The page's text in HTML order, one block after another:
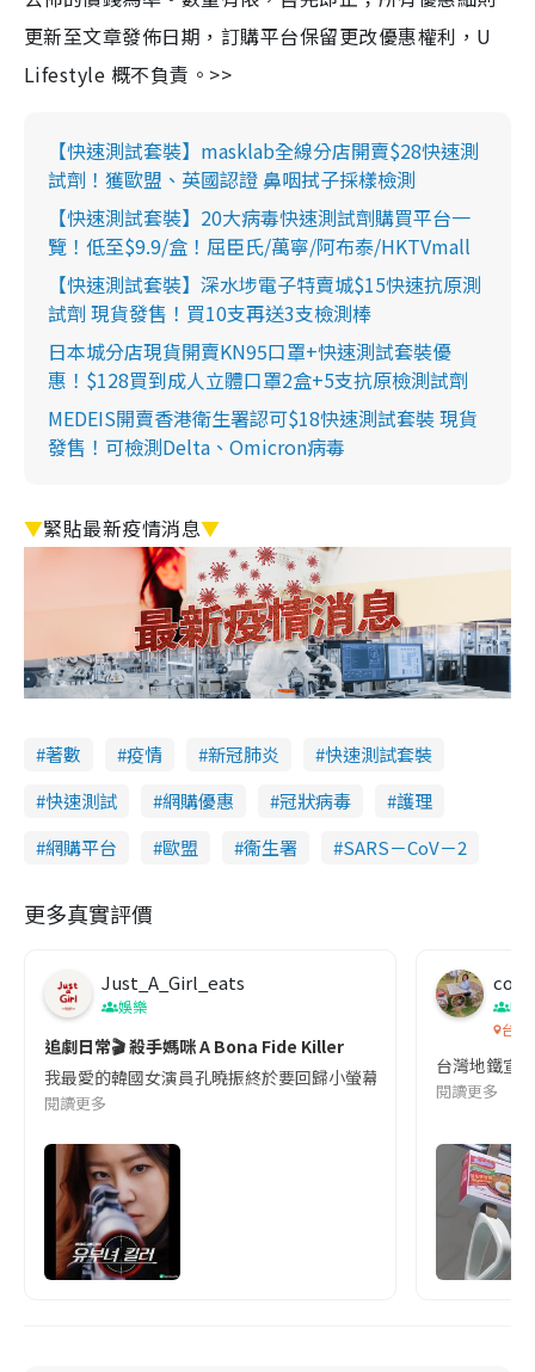
更新至文章發佈日期，訂購平台保留更改優惠權利，U
Lifestyle 概不負責。>>
【快速測試套裝】masklab全線分店開賣$28快速測
試劑！獲歐盟、英國認證 鼻咽拭子採樣檢測
【快速測試套裝】20大病毒快速測試劑購買平台一
覽！低至$9.9/盒！屈臣氏/萬寧/阿布泰/HKTVmall
【快速測試套裝】深水埗電子特賣城$15快速抗原測
試劑 現貨發售！買10支再送3支檢測棒
日本城分店現貨開賣KN95口罩+快速測試套裝優
惠！$128買到成人立體口罩2盒+5支抗原檢測試劑
MEDEIS開賣香港衛生署認可$18快速測試套裝 現貨
發售！可檢測Delta、Omicron病毒
▼緊貼最新疫情消息▼
著數 疫情 新冠肺炎
快速測試套裝
快速測試
網購優惠 冠狀病毒
護理
網購平台
歐盟 衞生署 SARS－CoV－2
更多真實評價
Just_A_Girl_eats
娛樂
追劇日常🎬 殺手媽咪 A Bona Fide Killer
我最愛的韓國女演員孔曉振終於要回歸小螢幕啦!這次的劇本改編
閱讀更多
co
吹
台灣
台灣地鐵宣
閱讀更多